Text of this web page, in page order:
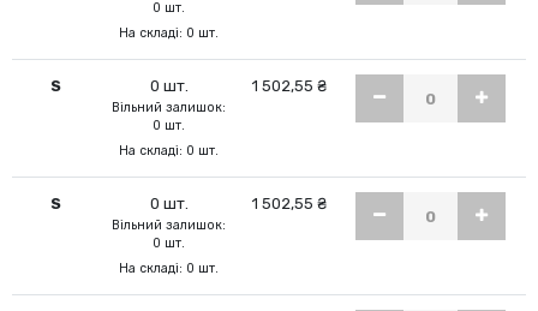
0 шт.
На складі: 0 шт.
S 0 шт.
Вільний залишок:
0 шт.
На складі: 0 шт.
1 502,55 ₴
S 0 шт.
Вільний залишок:
0 шт.
На складі: 0 шт.
1 502,55 ₴